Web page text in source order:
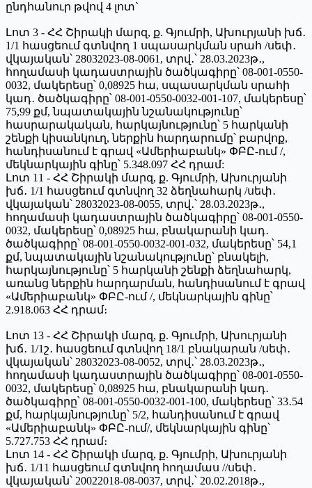
ընդհանուր թվով 4 լոտ`
Լոտ 3 - ՀՀ Շիրակի մարզ, ք. Գյումրի, Ախուրյանի խճ․
1/1 հասցեում գտնվող 1 սպասարկման սրահ /սեփ․
վկայական՝ 28032023-08-0061, տրվ․՝ 28.03.2023թ․,
հողամասի կադաստրային ծածկագիրը՝ 08-001-0550-
0032, մակերեսը՝ 0,08925 հա, սպասարկման սրահի
կադ․ ծածկագիրը՝ 08-001-0550-0032-001-107, մակերեսը՝
75,99 քմ, նպատակային նշանակությունը՝
հասրարակական, հարկայնությունը՝ 5 հարկանի
շենքի կիսանկուղ, ներքին հարդարումը՝ բարվոք,
հանդիսանում է գրավ «Ամերիաբանկ» ՓԲԸ-ում /,
մեկնարկային գինը՝ 5.348.097 ՀՀ դրամ:
Լոտ 11 - ՀՀ Շիրակի մարզ, ք. Գյումրի, Ախուրյանի
խճ․ 1/1 հասցեում գտնվող 32 ձեղնահարկ /սեփ․
վկայական՝ 28032023-08-0055, տրվ․՝ 28.03.2023թ․,
հողամասի կադաստրային ծածկագիրը՝ 08-001-0550-
0032, մակերեսը՝ 0,08925 հա, բնակարանի կադ․
ծածկագիրը՝ 08-001-0550-0032-001-032, մակերեսը՝ 54,1
քմ, նպատակային նշանակությունը՝ բնակելի,
հարկայնությունը՝ 5 հարկանի շենքի ձեղնահարկ,
առանց ներքին հարդարման, հանդիսանում է գրավ
«Ամերիաբանկ» ՓԲԸ-ում /, մեկնարկային գինը՝
2.918.063 ՀՀ դրամ։
Լոտ 13 - ՀՀ Շիրակի մարզ, ք. Գյումրի, Ախուրյանի
խճ․ 1/1շ․ հասցեում գտնվող 18/1 բնակարան /սեփ․
վկայական՝ 28032023-08-0052, տրվ․՝ 28.03.2023թ․,
հողամասի կադաստրային ծածկագիրը՝ 08-001-0550-
0032, մակերեսը՝ 0,08925 հա, բնակարանի կադ․
ծածկագիրը՝ 08-001-0550-0032-001-100, մակերեսը՝ 33․54
քմ, հարկայնությունը՝ 5/2, հանդիսանում է գրավ
«Ամերիաբանկ» ՓԲԸ-ում/, մեկնարկային գինը՝
5.727.753 ՀՀ դրամ։
Լոտ 14 - ՀՀ Շիրակի մարզ, ք. Գյումրի, Ախուրյանի
խճ․ 1/11 հասցեում գտնվող հողամաս //սեփ․
վկայական՝ 20022018-08-0037, տրվ․՝ 20.02.2018թ․,